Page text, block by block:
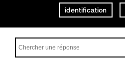
identification